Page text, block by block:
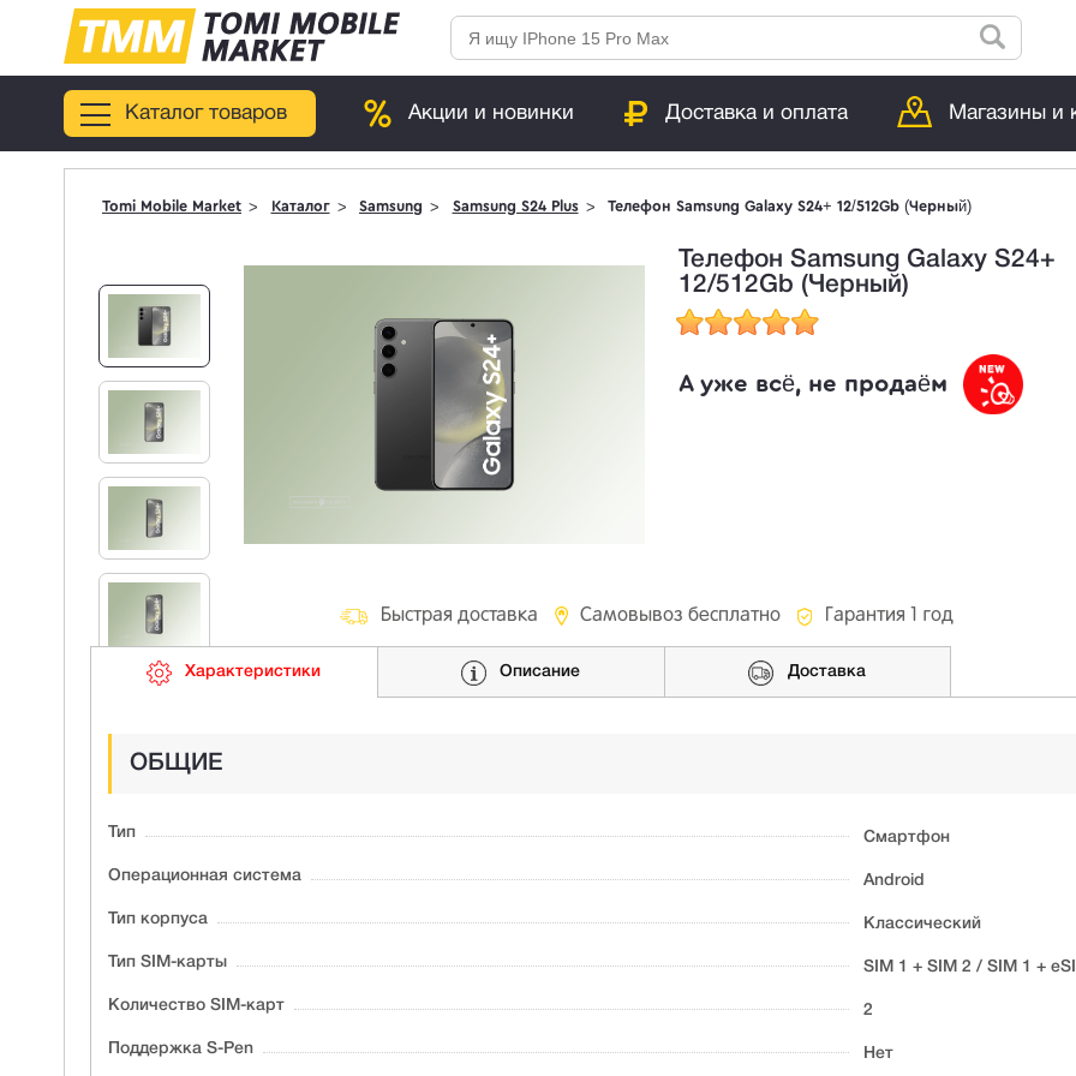
Каталог товаров Акции и новинки Доставка и оплата Магазины и
Tomi Mobile Market Каталог Samsung Samsung S24 Plus Телефон Samsung Galaxy S24+ 12/512Gb (Черный)
Телефон Samsung Galaxy S24+
12/512Gb (Черный)
А уже всё, не продаём
Быстрая доставка Самовывоз бесплатно Гарантия 1 год
Характеристики Описание Доставка
ОБЩИЕ
Тип Смартфон
Операционная система Android
Тип корпуса Классический
Тип SIM-карты SIM 1 + SIM 2 / SIM 1 +
Количество SIM-карт 2
Поддержка S-Pen Нет